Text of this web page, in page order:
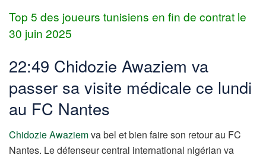
Top 5 des joueurs tunisiens en fin de contrat le
30 juin 2025
22:49 Chidozie Awaziem va
passer sa visite médicale ce lundi
au FC Nantes
Chidozie Awaziemva bel et bien faire son retour au FC
Nantes. Le défenseur central international nigérian va